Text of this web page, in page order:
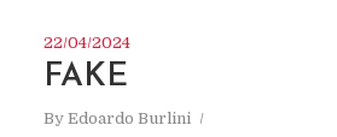
22/04/2024
FAKE
By Edoardo Burlini